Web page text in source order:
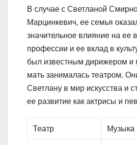
В случае с Светланой
Марцинкевич, ее семья
значительное влияние на ее
профессии и ее вклад в
был известным дирижером и
мать занималась театром.
Светлану в мир искусства и
ее развитие как актрисы и
Театр Музыка